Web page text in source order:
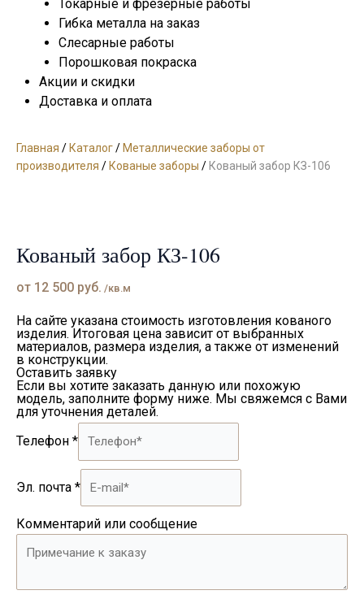
Токарные и фрезерные работы
Гибка металла на заказ
Слесарные работы
Порошковая покраска
Акции и скидки
Доставка и оплата
Главная /Каталог/Металлические заборы от
производителя /Кованые заборы /Кованый забор КЗ-106
Кованый забор КЗ-106
от 12 500 руб. /кв.м
На сайте указана стоимость изготовления кованого
изделия. Итоговая цена зависит от выбранных
материалов, размера изделия, а также от изменений
в конструкции.
Оставить заявку
Если вы хотите заказать данную или похожую
модель, заполните форму ниже. Мы свяжемся с Вами
для уточнения деталей.
Телефон *
Эл. почта *
Комментарий или сообщение